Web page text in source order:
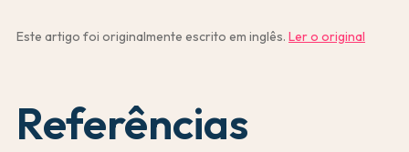
Este artigo foi originalmente escrito em inglês. Ler o original
Referências